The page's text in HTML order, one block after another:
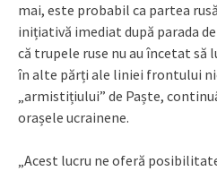
mai, este probabil ca partea
inițiativă imediat după parada
că trupele ruse nu au încetat să
în alte părți ale liniei frontului
„armistițiului” de Paște,
orașele ucrainene.
„Acest lucru ne oferă